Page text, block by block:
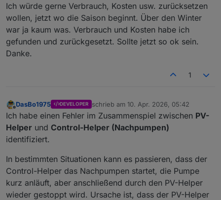
Online
Ich würde gerne Verbrauch, Kosten usw. zurücksetzen
wollen, jetzt wo die Saison beginnt. Über den Winter
war ja kaum was. Verbrauch und Kosten habe ich
gefunden und zurückgesetzt. Sollte jetzt so ok sein.
Danke.
1
Offline
DasBo1975 DEVELOPER schrieb am 10. Apr. 2026, 05:42
zuletzt editiert von
Ich habe einen Fehler im Zusammenspiel zwischen PV-
Helper und Control-Helper (Nachpumpen)
identifiziert.
In bestimmten Situationen kann es passieren, dass der
Control-Helper das Nachpumpen startet, die Pumpe
kurz anläuft, aber anschließend durch den PV-Helper
wieder gestoppt wird. Ursache ist, dass der PV-Helper